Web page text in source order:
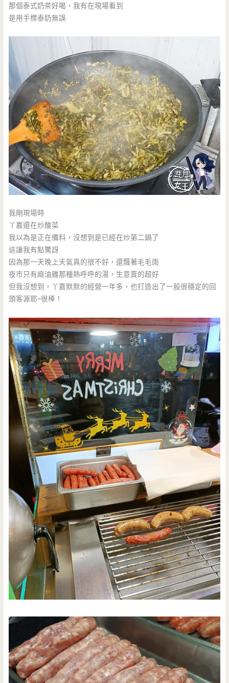
那個泰式奶茶好喝，我有在現場看到
是用手標泰奶無誤
我剛現場時
丫嘉還在炒酸菜
我以為是正在備料，沒想到是已經在炒第二鍋了
這讓我有點驚訝
因為那一天晚上天氣真的很不好，還飄著毛毛雨
夜市只有麻油雞那種熱呼呼的湯，生意賣的超好
但我沒想到，丫嘉默默的經營一年多，也打造出了一股很穩定的回
頭客源耶~很棒！